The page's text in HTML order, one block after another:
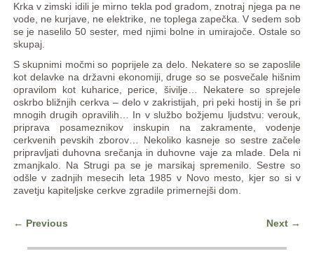
Krka v zimski idili je mirno tekla pod gradom, znotraj njega pa ne
vode, ne kurjave, ne elektrike, ne toplega zapečka. V sedem sob
se je naselilo 50 sester, med njimi bolne in umirajoče. Ostale so
skupaj.
S skupnimi močmi so poprijele za delo. Nekatere so se zaposlile
kot delavke na državni ekonomiji, druge so se posvečale hišnim
opravilom kot kuharice, perice, šivilje… Nekatere so sprejele
oskrbo bližnjih cerkva – delo v zakristijah, pri peki hostij in še pri
mnogih drugih opravilih… In v službo božjemu ljudstvu: verouk,
priprava posameznikov inskupin na zakramente, vodenje
cerkvenih pevskih zborov… Nekoliko kasneje so sestre začele
pripravljati duhovna srečanja in duhovne vaje za mlade. Dela ni
zmanjkalo. Na Strugi pa se je marsikaj spremenilo. Sestre so
odšle v zadnjih mesecih leta 1985 v Novo mesto, kjer so si v
zavetju kapiteljske cerkve zgradile primernejši dom.
← Previous Next →